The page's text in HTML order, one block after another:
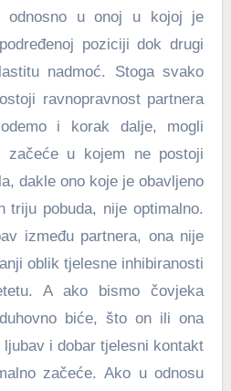
odnosno u onoj u kojoj je
poziciji dok drugi
nadmoć. Stoga svako
ravnopravnost partnera
i korak dalje, mogli
začeće u kojem ne postoji
dakle ono koje je obavljeno
triju pobuda, nije optimalno.
između partnera, ona nije
oblik tjelesne inhibiranosti
A ako bismo čovjeka
biće, što on ili ona
i dobar tjelesni kontakt
začeće. Ako u odnosu